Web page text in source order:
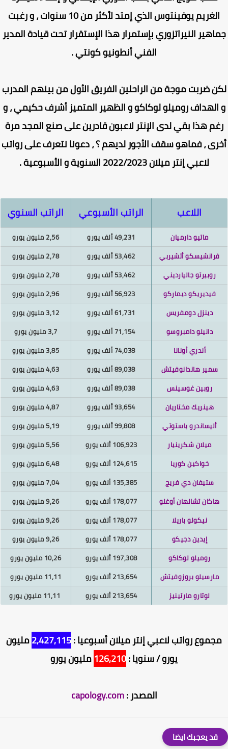
الغريم يوفينتوس الذي إمتد لأكثر من 10 سنوات ، و رغبت
النيراتزوري بإستمرار هذا الإستقرار تحت قيادة المدير
الفني أنطونيو كونتي .
ضربت موجة من الراحلين الفريق الأول من بينهم المدرب
روميلو لوكاكو و الظهير المتميز أشرف حكيمي ، و
هذا بقي لدى الإنتر لاعبون قادرين على صنع المجد مرة
، فماهو سقف الأجور لديهم ؟ ، دعونا نتعرف على رواتب
لاعبي إنتر ميلان 2022/2023 السنوية و الأسبوعية .
اللاعب الراتب الأسبوعي الراتب السنوي
ماتيو دارميان 49,231 ألف يورو
2,56 مليون يورو
أتشيربي
53,462 ألف يورو
2,78 مليون يورو
روبيرتو جاليارديني
53,462 ألف يورو
2,78 مليون يورو
فيديريكو ديماركو
56,923 ألف يورو
2,96 مليون يورو
دينزل دومفريس
61,731 ألف يورو
3,12 مليون يورو
دانيلو دامبروسو
71,154 ألف يورو
أندري أونانا
74,038 ألف يورو
3,85 مليون يورو
سمير هاندانوفيتش
89,038 ألف يورو
4,63 مليون يورو
روبين غوسينس
89,038 ألف يورو
4,63 مليون يورو
هينريك مختاريان
93,654 ألف يورو
4,87 مليون يورو
أليساندرو باستوتي
99,808 ألف يورو
5,19 مليون يورو
ميلان شكرينيار
106,923 ألف يورو
5,56 مليون يورو
خواكين كوريا
124,615 ألف يورو
6,48 مليون يورو
ستيفان دي فريج
135,385 ألف يورو
7,04 مليون يورو
تشالهان أوغلو
178,077 ألف يورو
9,26 مليون يورو
نيكولو باريلا
178,077 ألف يورو
9,26 مليون يورو
إيدين دجيكو
178,077 ألف يورو
9,26 مليون يورو
روميلو لوكاكو
197,308 ألف يورو
10,26 مليون يورو
مارسيلو بروزوفيتش
213,654 ألف يورو
11,11 مليون يورو
لوتارو مارتينيز
213,654 ألف يورو
رواتب لاعبي إنتر ميلان أسبوعيا :2,427,115مليون
يورو / سنويا :126,210مليون يورو
المصدر :capology.com
قد يعجبك ايضا